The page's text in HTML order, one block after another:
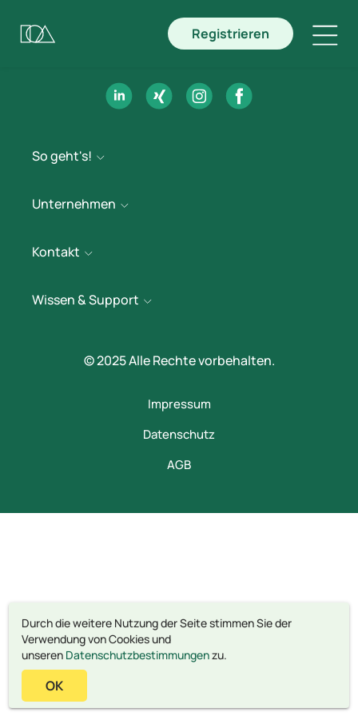
Registrieren
So geht's!
Unternehmen
Kontakt
Wissen & Support
© 2025 Alle Rechte vorbehalten.
Impressum
Datenschutz
AGB
Durch die weitere Nutzung der Seite stimmen Sie der
Verwendung von Cookies und
unseren Datenschutzbestimmungenzu.
OK